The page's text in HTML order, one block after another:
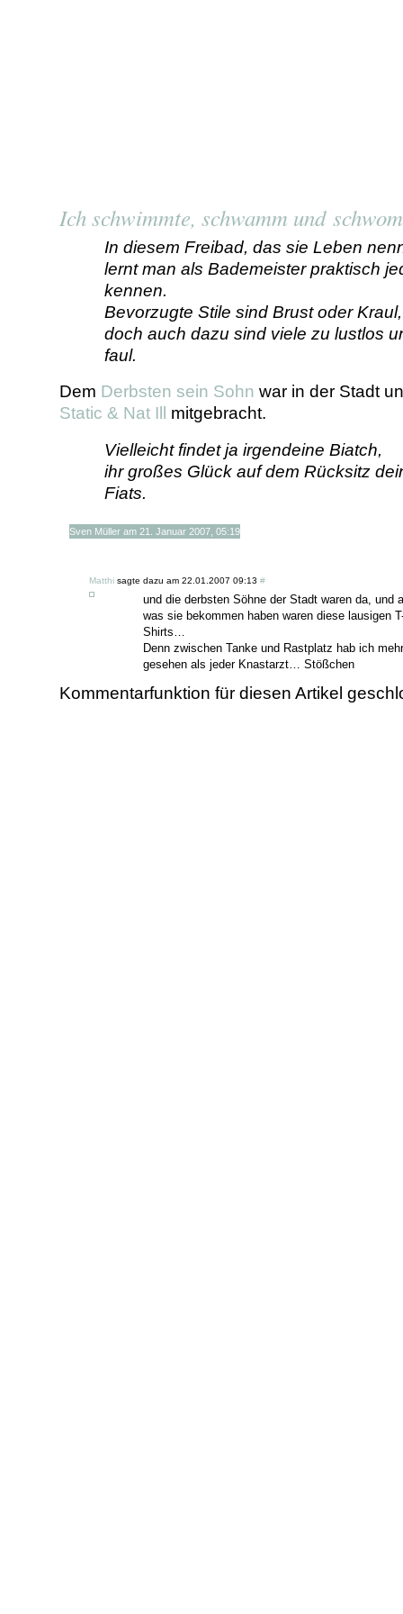
Ich schwimmte, schwamm und
In diesem Freibad, das sie Leben
lernt man als Bademeister praktisch
kennen.
Bevorzugte Stile sind Brust oder Kraul,
doch auch dazu sind viele zu lustlos
faul.
Dem Derbsten sein Sohn war in der Stadt
Static & Nat Ill
mitgebracht.
Vielleicht findet ja irgendeine Biatch,
ihr großes Glück auf dem Rücksitz
Fiats.
Sven Müller am 21. Januar 2007, 05:19
Matthisagte dazu am 22.01.2007 09:13 #
und die derbsten Söhne der Stadt waren da, und
was sie bekommen haben waren diese lausigen
Shirts…
Denn zwischen Tanke und Rastplatz hab ich
gesehen als jeder Knastarzt… Stößchen
Kommentarfunktion für diesen Artikel